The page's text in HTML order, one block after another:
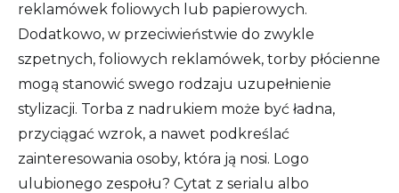
reklamówek foliowych lub papierowych.
Dodatkowo, w przeciwieństwie do zwykle
szpetnych, foliowych reklamówek, torby płócienne
mogą stanowić swego rodzaju uzupełnienie
stylizacji. Torba z nadrukiem może być ładna,
przyciągać wzrok, a nawet podkreślać
zainteresowania osoby, która ją nosi. Logo
ulubionego zespołu? Cytat z serialu albo